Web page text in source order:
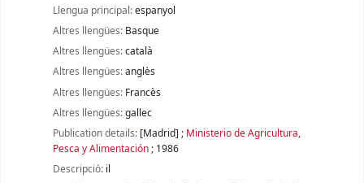
Llengua principal:espanyol
Altres llengües: Basque
Altres llengües:català
Altres llengües:anglès
Altres llengües: Francès
Altres llengües:gallec
Publication details: [Madrid] ; Ministerio de Agricultura,
Pesca y Alimentación; 1986
Descripció: il